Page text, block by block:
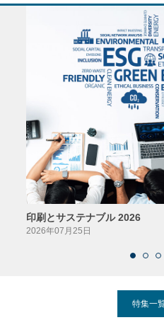
印刷とサステナブル 2026
2026年07月25日
特集一